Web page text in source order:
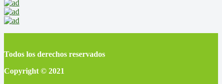
Todos los derechos reservados
Copyright © 2021